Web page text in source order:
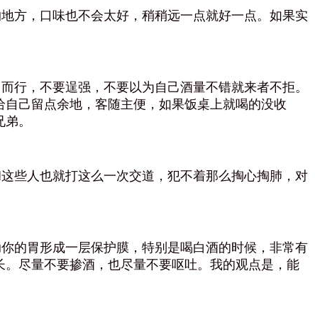
，口味也不会太好，稍稍远一点就好一点。如果实
，不要逞强，不要以为自己酒量不错就来者不拒。
己留点余地，客随主便，如果饭桌上就喝的没收
。
些人也就打这么一次交道，犯不着那么掏心掏肺，对
的胃形成一层保护膜，特别是喝白酒的时候，非常有
尽量不要掺酒，也尽量不要呕吐。我的观点是，能